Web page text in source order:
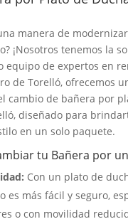
manera de
¡Nosotros tenemos la
equipo de expertos en
de Torelló, ofrecemos
cambio de bañera por
diseñado para
en un solo paquete.
tu Bañera por
Con un plato de
es más fácil y seguro,
o con movilidad